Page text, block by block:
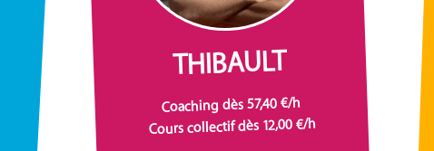
THIBAULT
Coaching dès 57,40 €/h
Cours collectif dès 12,00 €/h